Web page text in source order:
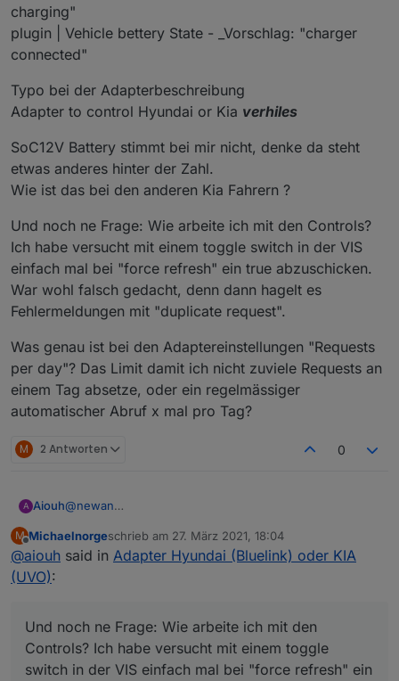
charging"
plugin | Vehicle bettery State - _Vorschlag: "charger
connected"
Typo bei der Adapterbeschreibung
Adapter to control Hyundai or Kia verhiles
SoC12V Battery stimmt bei mir nicht, denke da steht
etwas anderes hinter der Zahl.
Wie ist das bei den anderen Kia Fahrern ?
Und noch ne Frage: Wie arbeite ich mit den Controls?
Ich habe versucht mit einem toggle switch in der VIS
einfach mal bei "force refresh" ein true abzuschicken.
War wohl falsch gedacht, denn dann hagelt es
Fehlermeldungen mit "duplicate request".
Was genau ist bei den Adaptereinstellungen "Requests
per day"? Das Limit damit ich nicht zuviele Requests an
einem Tag absetze, oder ein regelmässiger
automatischer Abruf x mal pro Tag?
M 2 Antworten 0
A Aiouh@newan
happy, dass Du Dich um meinen Request kümmerst und
ich jetzt neben dem Nissan Leaf jetzt auch den Kia im
Folgende Anmerkungen bzw. Fragen:
charge | Vehicle bettery State - _Vorschlag: "vehicle
charging"
plugin | Vehicle bettery State - _Vorschlag: "charger
connected"
Adapter to control Hyundai or Kiaverhiles
SoC12V Battery stimmt bei mir nicht, denke da steht
Wie ist das bei den anderen Kia Fahrern ?
Und noch ne Frage: Wie arbeite ich mit den Controls?
M
Offline
Michaelnorgeschrieb am 27. März 2021, 18:04
zuletzt editiert von
@aiouh said in Adapter Hyundai (Bluelink) oder KIA
(UVO):
Und noch ne Frage: Wie arbeite ich mit den
Controls? Ich habe versucht mit einem toggle
switch in der VIS einfach mal bei "force refresh" ein